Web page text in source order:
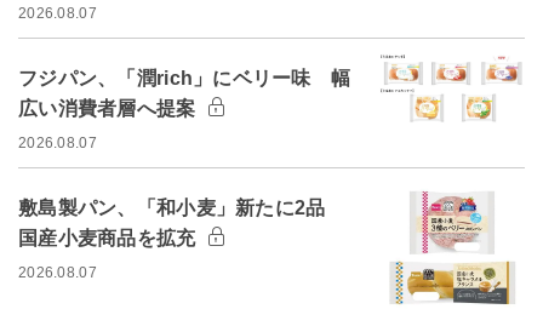
2026.08.07
フジパン、「潤rich」にベリー味 幅
広い消費者層へ提案
2026.08.07
敷島製パン、「和小麦」新たに2品
国産小麦商品を拡充
2026.08.07